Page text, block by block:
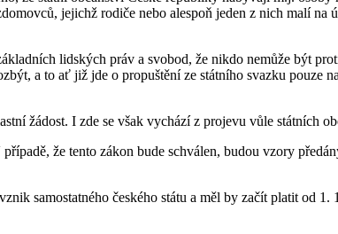
jejichž rodiče nebo alespoň jeden z nich malí na
lidských práv a svobod, že nikdo nemůže být
a to ať již jde o propuštění ze státního svazku pouze
žádost. I zde se však vychází z projevu vůle státních
že tento zákon bude schválen, budou vzory
samostatného českého státu a měl by začít platit od 1.